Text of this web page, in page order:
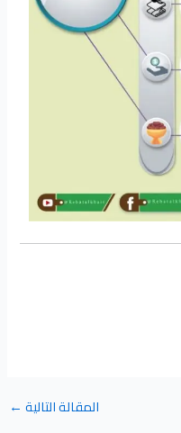
المقالة التالية ←